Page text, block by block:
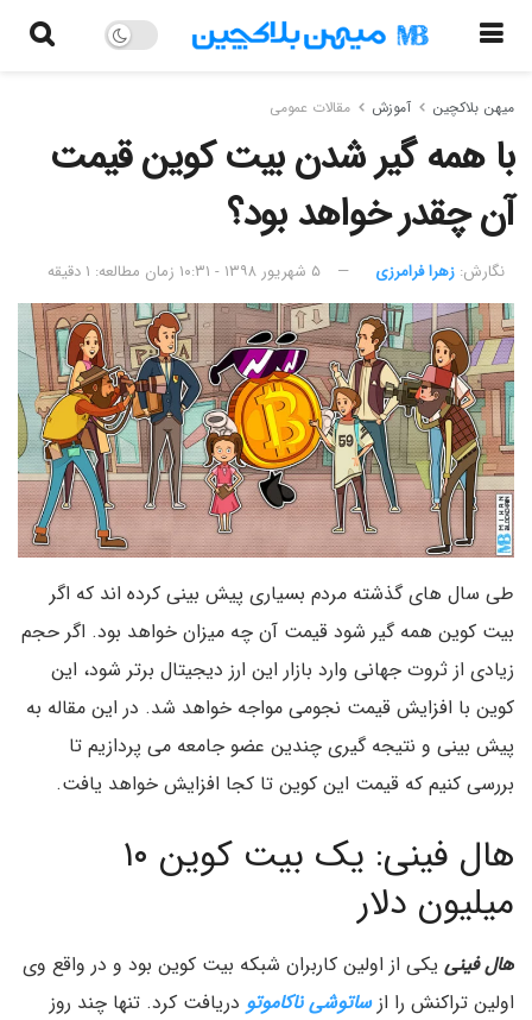
میهن بلاکچین آموزش مقالات عمومی
با همه گیر شدن بیت کوین قیمت
آن چقدر خواهد بود؟
نگارش:‌ زهرا فرامرزی ۵ شهریور ۱۳۹۸ - ۱۰:۳۱ زمان مطالعه: ۱ دقیقه
طی سال های گذشته مردم بسیاری پیش بینی کرده اند که اگر
بیت کوین همه گیر شود قیمت آن چه میزان خواهد بود. اگر حجم
زیادی از ثروت جهانی وارد بازار این ارز دیجیتال برتر شود، این
کوین با افزایش قیمت نجومی مواجه خواهد شد. در این مقاله به
پیش بینی و نتیجه گیری چندین عضو جامعه می پردازیم تا
بررسی کنیم که قیمت این کوین تا کجا افزایش خواهد یافت.
هال فینی: یک بیت کوین ۱۰
میلیون دلار
هال فینی یکی از اولین کاربران شبکه بیت کوین بود و در واقع وی
اولین تراکنش را ازساتوشی ناکاموتو دریافت کرد. تنها چند روز